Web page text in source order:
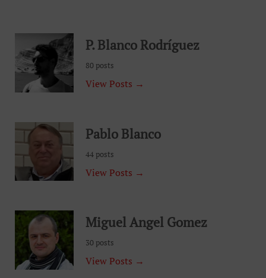
P. Blanco Rodríguez
80 posts
View Posts →
Pablo Blanco
44 posts
View Posts →
Miguel Angel Gomez
30 posts
View Posts →